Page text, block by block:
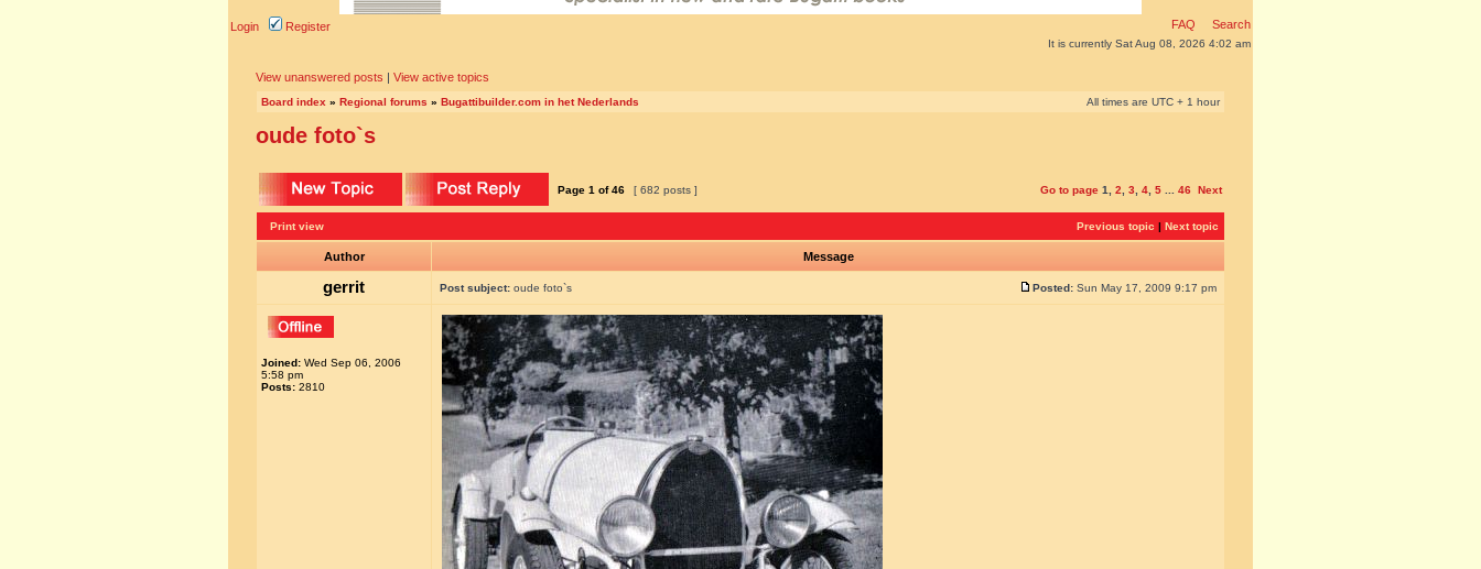
Login Register FAQ Search
It is currently Sat Aug 08, 2026 4:02 am
View unanswered posts | View active topics
Board index » Regional forums » Bugattibuilder.com in het Nederlands All times are UTC + 1 hour
oude foto`s
Page 1 of46 [ 682 posts ] Go to page 1 2 3 4 5 46 Next
Print view Previous topic | Next topic
Author Message
gerrit Post subject: oude foto`s Posted: Sun May 17, 2009 9:17 pm
Joined: Wed Sep 06, 2006
5:58 pm
Posts: 2810